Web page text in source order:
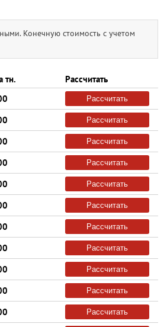
Конечную стоимость с учетом
тн.
Рассчитать
Рассчитать
Рассчитать
Рассчитать
Рассчитать
Рассчитать
Рассчитать
Рассчитать
Рассчитать
Рассчитать
Рассчитать
Рассчитать